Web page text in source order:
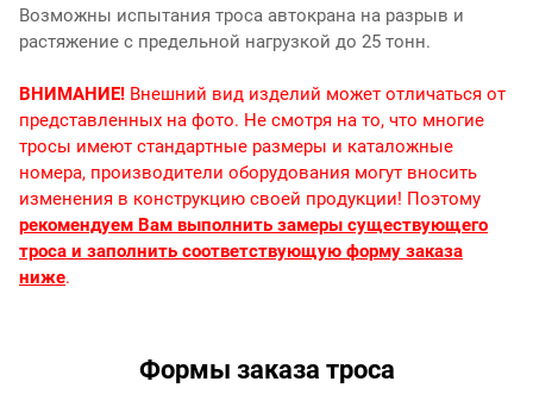
Возможны испытания троса автокрана на разрыв и
растяжение с предельной нагрузкой до 25 тонн.
ВНИМАНИЕ! Внешний вид изделий может отличаться от
представленных на фото. Не смотря на то, что многие
тросы имеют стандартные размеры и каталожные
номера, производители оборудования могут вносить
изменения в конструкцию своей продукции! Поэтому
рекомендуем Вам выполнить замеры существующего
троса и заполнить соответствующую форму заказа
ниже.
Формы заказа троса